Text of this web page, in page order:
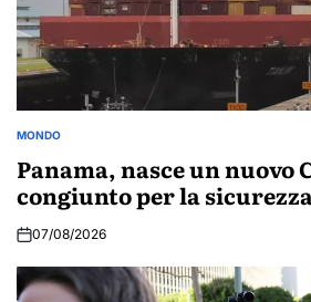
POSTED
MONDO
Panama, nasce un nuovo
congiunto per la
07/08/2026